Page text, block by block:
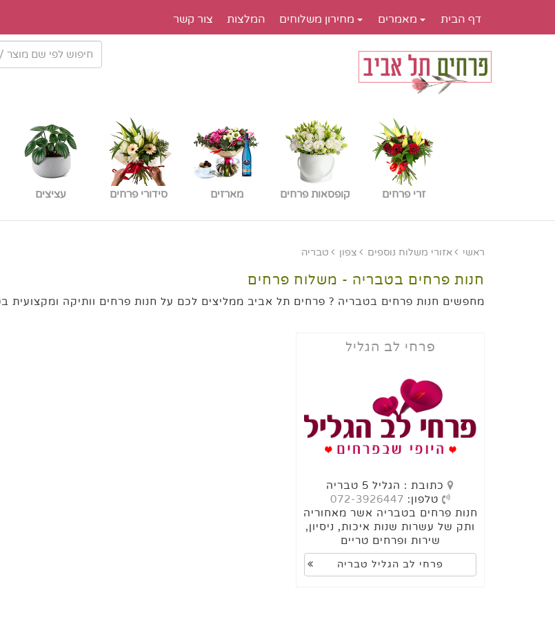
דף הבית מאמרים מחירון משלוחים המלצות צור קשר
זרי פרחים קופסאות פרחים מארזים סידורי פרחים עציצים
ראשי אזורי משלוח נוספים צפון טבריה
חנות פרחים בטבריה - משלוח פרחים
מחפשים חנות פרחים בטבריה ? פרחים תל אביב ממליצים לכם על חנות פרחים וותיקה ומקצועית
פרחי לב הגליל
כתובת : הגליל 5 טבריה
טלפון: 072-3926447
חנות פרחים בטבריה אשר מאחוריה
ותק של עשרות שנות איכות, ניסיון,
שירות ופרחים טריים
פרחי לב הגליל טבריה